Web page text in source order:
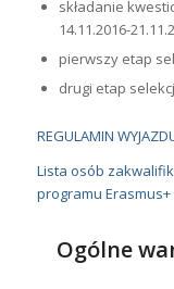
składanie
14.11.2016-
pierwszy etap
drugi etap
REGULAMIN
Lista osób
programu Erasmus+
Ogólne